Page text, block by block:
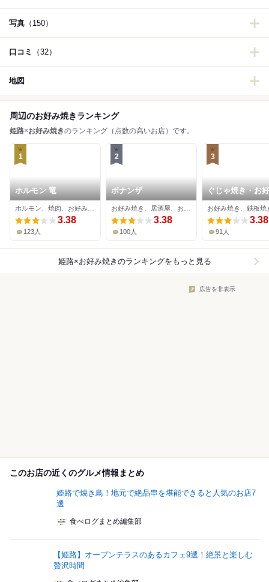
写真 （150）
口コミ （32）
地図
周辺のお好み焼きランキング
姫路×お好み焼きのランキング（点数の高いお店）です。
1
ホルモン 竜
3.38
123人
2
ボナンザ
3.38
100人
3
ぐじゃ焼き・お
森下
お好み焼き、鉄板焼
3.38
91人
姫路×お好み焼き のランキングをもっと見る
広告を非表示
このお店の近くのグルメ情報まとめ
姫路で焼き鳥！地元で絶品串を堪能できると人気のお店7
選
食べログまとめ編集部
【姫路】オープンテラスのあるカフェ9選！絶景と楽しむ
贅沢時間